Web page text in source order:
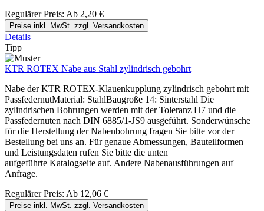
Regulärer Preis: Ab 2,20 €
Preise inkl. MwSt. zzgl. Versandkosten
Details
Tipp
KTR ROTEX Nabe aus Stahl zylindrisch gebohrt
Nabe der KTR ROTEX-Klauenkupplung zylindrisch gebohrt mit
PassfedernutMaterial: StahlBaugroße 14: Sinterstahl Die
zylindrischen Bohrungen werden mit der Toleranz H7 und die
Passfedernuten nach DIN 6885/1-JS9 ausgeführt. Sonderwünsche
für die Herstellung der Nabenbohrung fragen Sie bitte vor der
Bestellung bei uns an. Für genaue Abmessungen, Bauteilformen
und Leistungsdaten rufen Sie bitte die unten
aufgeführte Katalogseite auf. Andere Nabenausführungen auf
Anfrage.
Regulärer Preis: Ab 12,06 €
Preise inkl. MwSt. zzgl. Versandkosten